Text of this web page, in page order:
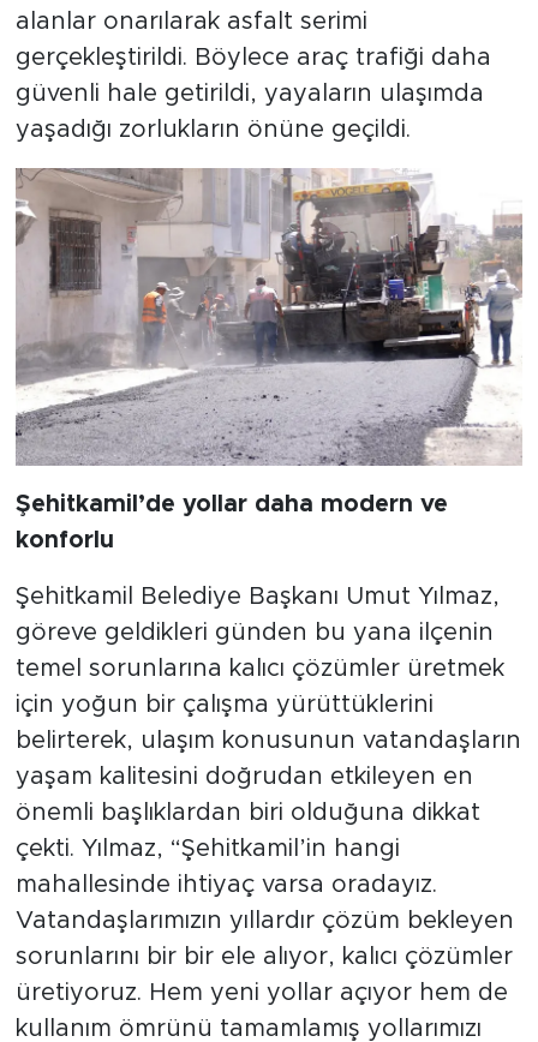
alanlar onarılarak asfalt serimi
gerçekleştirildi. Böylece araç trafiği daha
güvenli hale getirildi, yayaların ulaşımda
yaşadığı zorlukların önüne geçildi.
Şehitkamil’de yollar daha modern ve
konforlu
Şehitkamil Belediye Başkanı Umut Yılmaz,
göreve geldikleri günden bu yana ilçenin
temel sorunlarına kalıcı çözümler üretmek
için yoğun bir çalışma yürüttüklerini
belirterek, ulaşım konusunun vatandaşların
yaşam kalitesini doğrudan etkileyen en
önemli başlıklardan biri olduğuna dikkat
çekti. Yılmaz, “Şehitkamil’in hangi
mahallesinde ihtiyaç varsa oradayız.
Vatandaşlarımızın yıllardır çözüm bekleyen
sorunlarını bir bir ele alıyor, kalıcı çözümler
üretiyoruz. Hem yeni yollar açıyor hem de
kullanım ömrünü tamamlamış yollarımızı